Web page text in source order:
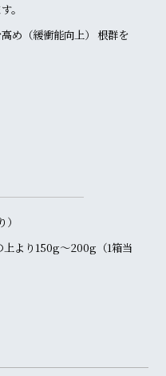
。
め（緩衝能向上） 根群を
上より150g～200g（1箱当